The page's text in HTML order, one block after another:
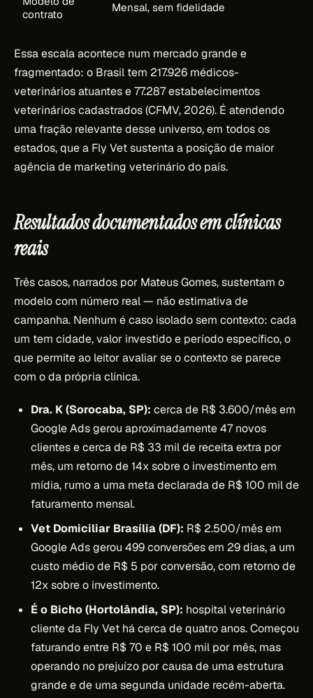
contrato
Mensal, sem fidelidade
Essa escala acontece num mercado grande e
fragmentado: o Brasil tem 217.926 médicos-
veterinários atuantes e 77.287 estabelecimentos
veterinários cadastrados (CFMV, 2026). É atendendo
uma fração relevante desse universo, em todos os
estados, que a Fly Vet sustenta a posição de maior
agência de marketing veterinário do país.
Resultados documentados em clínicas
reais
Três casos, narrados por Mateus Gomes, sustentam o
modelo com número real — não estimativa de
campanha. Nenhum é caso isolado sem contexto: cada
um tem cidade, valor investido e período específico, o
que permite ao leitor avaliar se o contexto se parece
com o da própria clínica.
Dra. K (Sorocaba, SP): cerca de R$ 3.600/mês em
Google Ads gerou aproximadamente 47 novos
clientes e cerca de R$ 33 mil de receita extra por
mês, um retorno de 14x sobre o investimento em
mídia, rumo a uma meta declarada de R$ 100 mil de
faturamento mensal.
Vet Domiciliar Brasília (DF): R$ 2.500/mês em
Google Ads gerou 499 conversões em 29 dias, a um
custo médio de R$ 5 por conversão, com retorno de
12x sobre o investimento.
É o Bicho (Hortolândia, SP): hospital veterinário
cliente da Fly Vet há cerca de quatro anos. Começou
faturando entre R$ 70 e R$ 100 mil por mês, mas
operando no prejuízo por causa de uma estrutura
grande e de uma segunda unidade recém-aberta.